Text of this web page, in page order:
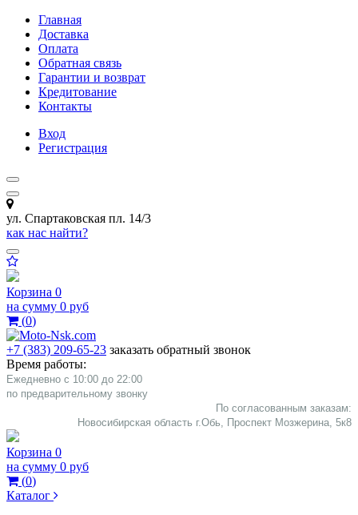
Главная
Доставка
Оплата
Обратная связь
Гарантии и возврат
Кредитование
Контакты
Вход
Регистрация
ул. Спартаковская пл. 14/3
как нас найти?
Корзина 0
на сумму 0 руб
(0)
+7 (383) 209-65-23 заказать обратный звонок
Время работы:
Ежедневно с 10:00 до 22:00
​по предварительному звонку
По согласованным заказам:
Новосибирская область г.Обь, Проспект Мозжерина, 5к8​
Корзина 0
на сумму 0 руб
(0)
Каталог